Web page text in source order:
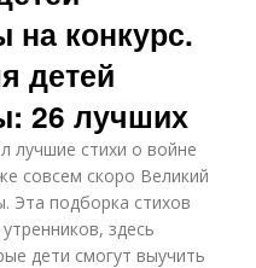
на конкурс.
детей
26 лучших
лучшие стихи о войне
совсем скоро Великий
Эта подборка стихов
здесь
дети смогут выучить